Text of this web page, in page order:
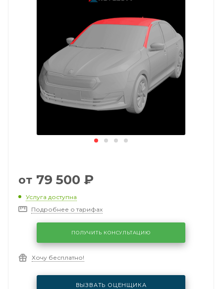
от 79 500 ₽
Услуга доступна
Подробнее о тарифах
ПОЛУЧИТЬ КОНСУЛЬТАЦИЮ
Хочу бесплатно!
ВЫЗВАТЬ ОЦЕНЩИКА